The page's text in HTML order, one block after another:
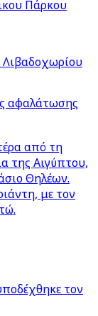
Πάρκου
Λιβαδοχωρίου
αφαλάτωσης
από τη
της Αιγύπτου,
Θηλέων.
με τον
τον